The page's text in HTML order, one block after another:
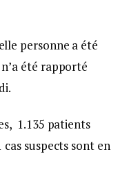
personne a été
été rapporté
1.135 patients
suspects sont en